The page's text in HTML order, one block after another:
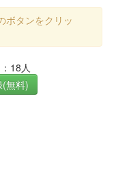
ボタンをクリッ
18人
(無料)